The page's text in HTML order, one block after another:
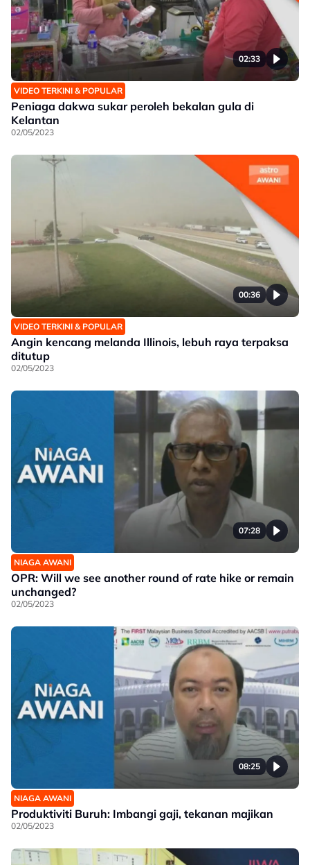
02:33
VIDEO TERKINI & POPULAR
Peniaga dakwa sukar peroleh bekalan gula di
Kelantan
02/05/2023
00:36
VIDEO TERKINI & POPULAR
Angin kencang melanda Illinois, lebuh raya terpaksa
ditutup
02/05/2023
07:28
NIAGA AWANI
OPR: Will we see another round of rate hike or remain
unchanged?
02/05/2023
08:25
NIAGA AWANI
Produktiviti Buruh: Imbangi gaji, tekanan majikan
02/05/2023